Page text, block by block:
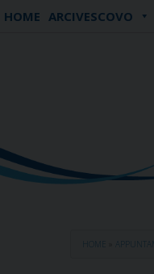
Skip
HOME ARCIVESCOVO
HOME